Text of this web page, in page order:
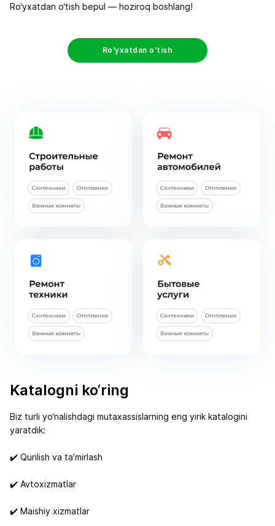
Ro‘yxatdan o‘tish bepul — hoziroq boshlang!
Ro'yxatdan o'tish
Katalogni ko‘ring
Biz turli yo‘nalishdagi mutaxassislarning eng yirik katalogini
yaratdik:
✔️ Qurilish va ta’mirlash
✔️ Avtoxizmatlar
✔️ Maishiy xizmatlar